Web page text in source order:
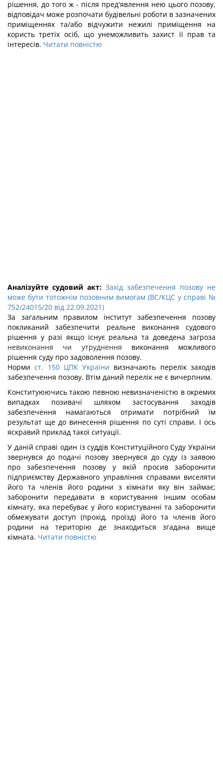
рішення, до того ж - після пред'явлення нею цього позову,
відповідач може розпочати будівельні роботи в зазначених
приміщеннях та/або відчужити нежилі приміщення на
користь третіх осіб, що унеможливить захист її прав та
інтересів. Читати повністю
Аналізуйте судовий акт: Захід забезпечення позову не
може бути тотожнім позовним вимогам (ВС/КЦС у справі №
752/24015/20 від 22.09.2021)
За загальним правилом інститут забезпечення позову
покликаний забезпечити реальне виконання судового
рішення у разі якщо існує реальна та доведена загроза
невиконання чи утруднення виконання можливого
рішення суду про задоволення позову.
Нормист. 150 ЦПК України визначають перелік заходів
забезпечення позову. Втім даний перелік не є вичерпним.
Конституюючись такою певною невизначеністю в окремих
випадках позивачі шляхом застосування заходів
забезпечення намагаються отримати потрібний їм
результат ще до винесення рішення по суті справи. І ось
яскравий приклад такої ситуації.
У даній справі один із суддів Конституційного Суду України
звернувся до подачі позову звернувся до суду із заявою
про забезпечення позову у якій просив заборонити
підприємству Державного управління справами виселяти
його та членів його родини з кімнати яку він займає;
заборонити передавати в користування іншим особам
кімнату, яка перебуває у його користуванні та заборонити
обмежувати доступ (прохід, проїзд) його та членів його
родини на територію де знаходиться згадана вище
кімната. Читати повністю